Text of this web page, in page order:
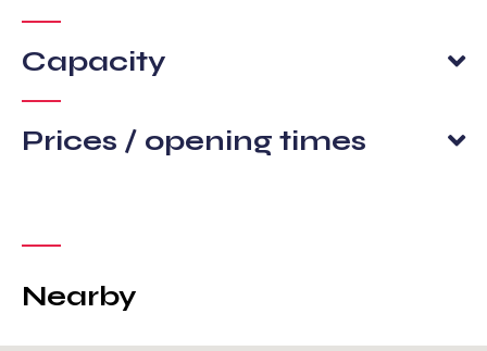
Capacity
Prices / opening times
Nearby